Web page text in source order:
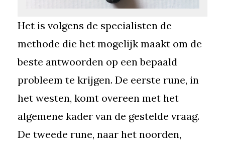
Het is volgens de specialisten de
methode die het mogelijk maakt om de
beste antwoorden op een bepaald
probleem te krijgen. De eerste rune, in
het westen, komt overeen met het
algemene kader van de gestelde vraag.
De tweede rune, naar het noorden,